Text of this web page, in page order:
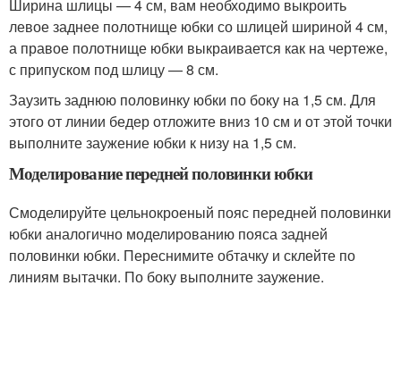
Ширина шлицы — 4 см, вам необходимо выкроить
левое заднее полотнище юбки со шлицей шириной 4 см,
а правое полотнище юбки выкраивается как на чертеже,
с припуском под шлицу — 8 см.
Заузить заднюю половинку юбки по боку на 1,5 см. Для
этого от линии бедер отложите вниз 10 см и от этой точки
выполните заужение юбки к низу на 1,5 см.
Моделирование передней половинки юбки
Смоделируйте цельнокроеный пояс передней половинки
юбки аналогично моделированию пояса задней
половинки юбки. Переснимите обтачку и склейте по
линиям вытачки. По боку выполните заужение.